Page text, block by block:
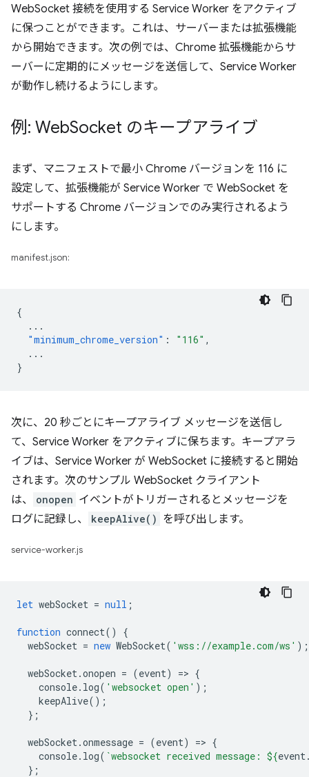
WebSocket 接続を使用する Service Worker をアクティブ
に保つことができます。これは、サーバーまたは拡張機能
から開始できます。次の例では、Chrome 拡張機能からサ
ーバーに定期的にメッセージを送信して、Service Worker
が動作し続けるようにします。
例: WebSocket のキープアライブ
まず、マニフェストで最小 Chrome バージョンを 116 に
設定して、拡張機能が Service Worker で WebSocket を
サポートする Chrome バージョンでのみ実行されるよう
にします。
manifest.json:
{
...
"minimum_chrome_version" : "116" ,
...
}
次に、20 秒ごとにキープアライブ メッセージを送信し
て、Service Worker をアクティブに保ちます。キープアラ
イブは、Service Worker が WebSocket に接続すると開始
されます。次のサンプル WebSocket クライアント
は、
onopen イベントがトリガーされるとメッセージを
ログに記録し、
keepAlive() を呼び出します。
service-worker.js
let webSocket = null ;
function connect()
{
webSocket = new WebSocket( 'wss://example.com/ws' );
webSocket.onopen = (event) => {
console. log( 'websocket open' );
keepAlive();
};
webSocket.onmessage = (event) => {
console. log( `websocket received message: ${event
};